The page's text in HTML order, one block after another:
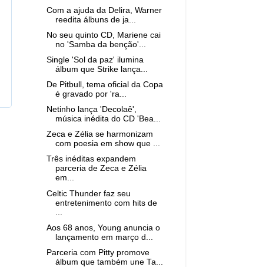
Com a ajuda da Delira, Warner
reedita álbuns de ja...
No seu quinto CD, Mariene cai
no 'Samba da benção'...
Single 'Sol da paz' ilumina
álbum que Strike lança...
De Pitbull, tema oficial da Copa
é gravado por 'ra...
Netinho lança 'Decolaê',
música inédita do CD 'Bea...
Zeca e Zélia se harmonizam
com poesia em show que ...
Três inéditas expandem
parceria de Zeca e Zélia
em...
Celtic Thunder faz seu
entretenimento com hits de
Aos 68 anos, Young anuncia o
lançamento em março d...
Parceria com Pitty promove
álbum que também une Ta...